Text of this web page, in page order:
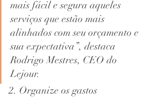
mais fácil e segura aqueles
serviços que estão mais
alinhados com seu orçamento e
sua expectativa”, destaca
Rodrigo Mestres, CEO do
Lejour.
2. Organize os gastos